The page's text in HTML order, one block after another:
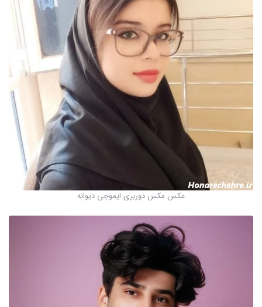
عکس عکس دوربری ایموجی دیوانه